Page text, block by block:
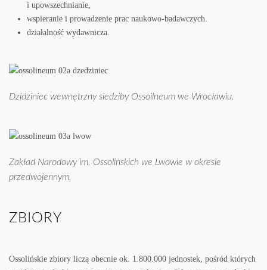
i upowszechnianie,
wspieranie i prowadzenie prac naukowo-badawczych.
działalność wydawnicza.
Dzidziniec wewnętrzny siedziby Ossoilneum we Wrocławiu.
Zakład Narodowy im. Ossolińskich we Lwowie w okresie
przedwojennym.
ZBIORY
Ossolińskie zbiory liczą obecnie ok. 1.800.000 jednostek, pośród których